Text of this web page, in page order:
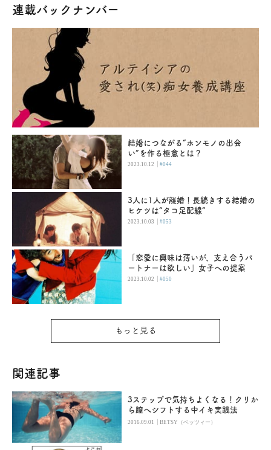
連載バックナンバー
結婚につながる“ホンモノの出会
い”を作る極意とは？
2023.10.12 |#044
3人に1人が離婚！長続きする結婚の
ヒケツは“タコ足配線”
2023.10.03 |#053
「恋愛に興味は薄いが、支え合うパ
ートナーは欲しい」女子への提案
2023.10.02 |#050
もっと見る
関連記事
3ステップで気持ちよくなる！クリか
ら膣へシフトする中イキ実践法
2016.09.01 |BETSY（ベッツィー）